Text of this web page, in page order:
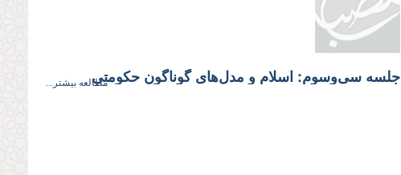
جلسه سی‌وسوم: اسلام و مدل‌هاى گوناگون حكومتىمطالعه بیشتر...